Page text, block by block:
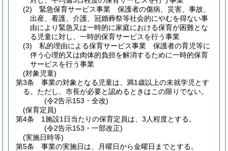
(2)
緊急保育サービス事業 保護者の傷病、災害、事故、
出産、看護、介護、冠婚葬祭等社会的にやむを得ない事
由により緊急又は一時的に家庭における保育が困難とな
る児童に対し、一時的保育サービスを行う事業
(3)
私的理由による保育サービス事業 保護者の育児等に
伴う心理的又は肉体的負担を解消するために一時的保育
サービスを行う事業
(対象児童)
第3条
事業の対象となる児童は、満1歳以上の未就学児とす
る。 ただし、市長が必要と認めるときはこの限りでない。
(令2告示153・全改)
(保育定員)
第4条
1施設1日当たりの保育定員は、3人程度とする。
(令2告示153・一部改正)
(実施日時等)
第5条
事業の実施日は、月曜日から金曜日までとする。